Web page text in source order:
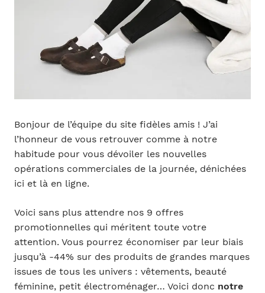
Bonjour de l’équipe du site fidèles amis ! J’ai
l’honneur de vous retrouver comme à notre
habitude pour vous dévoiler les nouvelles
opérations commerciales de la journée, dénichées
ici et là en ligne.
Voici sans plus attendre nos 9 offres
promotionnelles qui méritent toute votre
attention. Vous pourrez économiser par leur biais
jusqu’à -44% sur des produits de grandes marques
issues de tous les univers : vêtements, beauté
féminine, petit électroménager… Voici donc notre